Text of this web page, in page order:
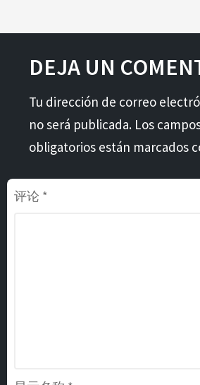
DEJA UN
Tu dirección de correo
no será publicada. Los
obligatorios están marcados
评论 *